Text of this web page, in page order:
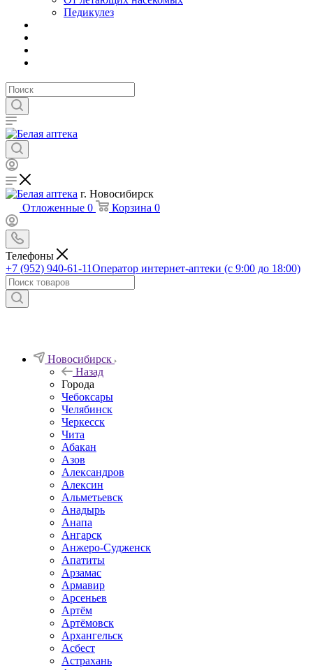
Педикулез
г. Новосибирск
Отложенные 0 Корзина 0
Телефоны
+7 (952) 940-61-11Оператор интернет-аптеки (с 9:00 до 18:00)
Новосибирск
Назад
Города
Чебоксары
Челябинск
Черкесск
Чита
Абакан
Азов
Александров
Алексин
Альметьевск
Анадырь
Анапа
Ангарск
Анжеро-Судженск
Апатиты
Арзамас
Армавир
Арсеньев
Артём
Артёмовск
Архангельск
Асбест
Астрахань